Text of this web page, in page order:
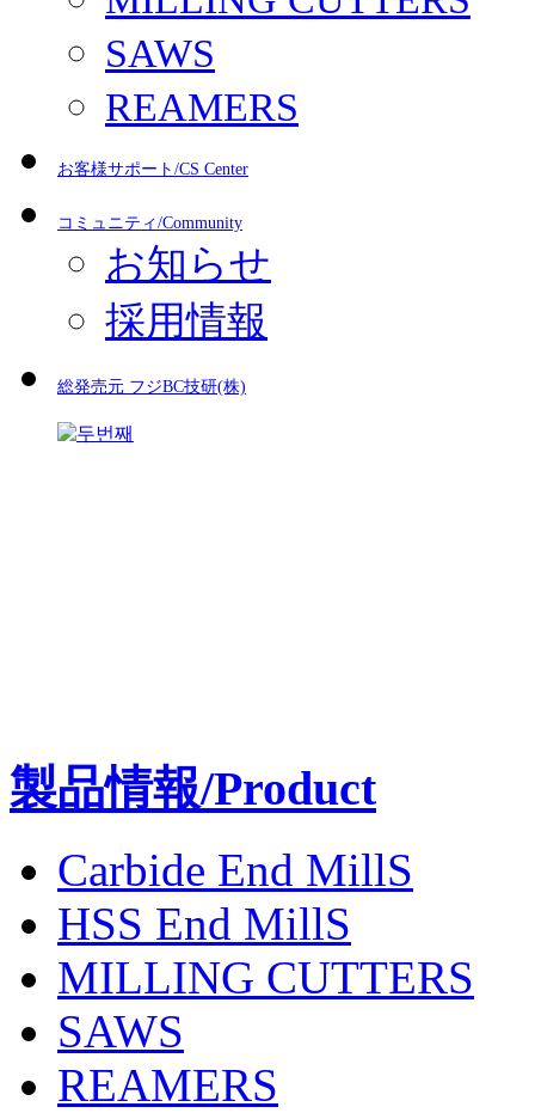
SAWS
REAMERS
お客様サポート/CS Center
コミュニティ/Community
お知らせ
採用情報
総発売元 フジBC技研(株)
製品情報/Product
Carbide End MillS
HSS End MillS
MILLING CUTTERS
SAWS
REAMERS